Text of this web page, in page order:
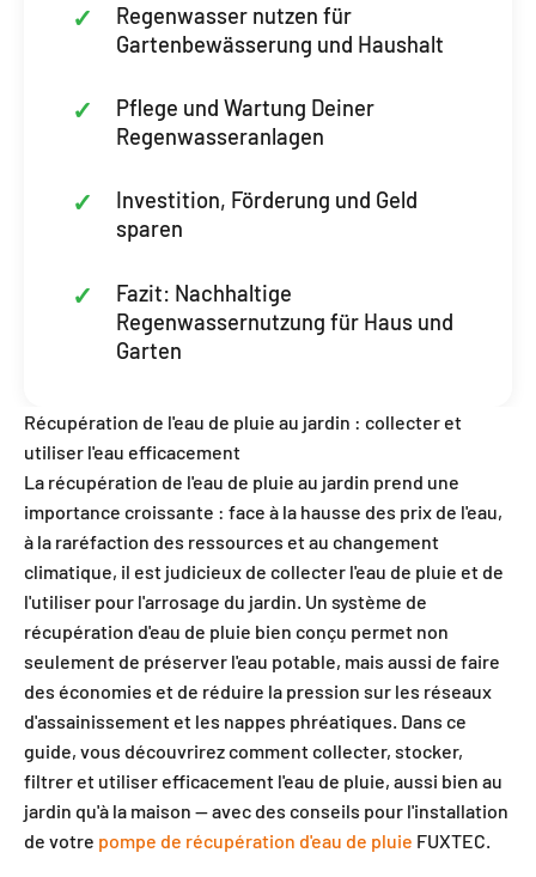
Regenwasser nutzen für
Gartenbewässerung und Haushalt
Pflege und Wartung Deiner
Regenwasseranlagen
Investition, Förderung und Geld
sparen
Fazit: Nachhaltige
Regenwassernutzung für Haus und
Garten
Récupération de l'eau de pluie au jardin : collecter et
utiliser l'eau efficacement
La récupération de l'eau de pluie au jardin prend une
importance croissante : face à la hausse des prix de l'eau,
à la raréfaction des ressources et au changement
climatique, il est judicieux de collecter l'eau de pluie et de
l'utiliser pour l'arrosage du jardin. Un système de
récupération d'eau de pluie bien conçu permet non
seulement de préserver l'eau potable, mais aussi de faire
des économies et de réduire la pression sur les réseaux
d'assainissement et les nappes phréatiques. Dans ce
guide, vous découvrirez comment collecter, stocker,
filtrer et utiliser efficacement l'eau de pluie, aussi bien au
jardin qu'à la maison — avec des conseils pour l'installation
de votre pompe de récupération d'eau de pluie FUXTEC.